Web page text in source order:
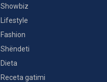
Showbiz
Lifestyle
Fashion
Shëndeti
Dieta
Receta gatimi